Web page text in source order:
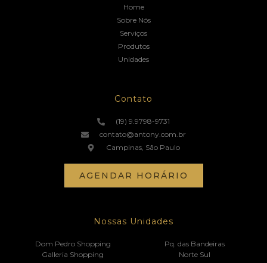
Home
Sobre Nós
Serviços
Produtos
Unidades
Contato
(19) 9.9798-9731
contato@antony.com.br
Campinas, São Paulo
AGENDAR HORÁRIO
Nossas Unidades
Dom Pedro Shopping
Galleria Shopping
Pq. das Bandeiras
Norte Sul